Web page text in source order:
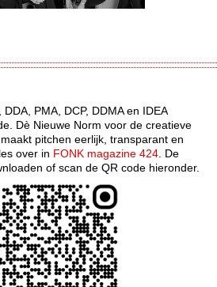
PMA, DCP, DDMA en IDEA
Dè Nieuwe Norm voor de creatieve
pitchen eerlijk, transparant en
over in FONK magazine 424 . De
of scan de QR code hieronder.